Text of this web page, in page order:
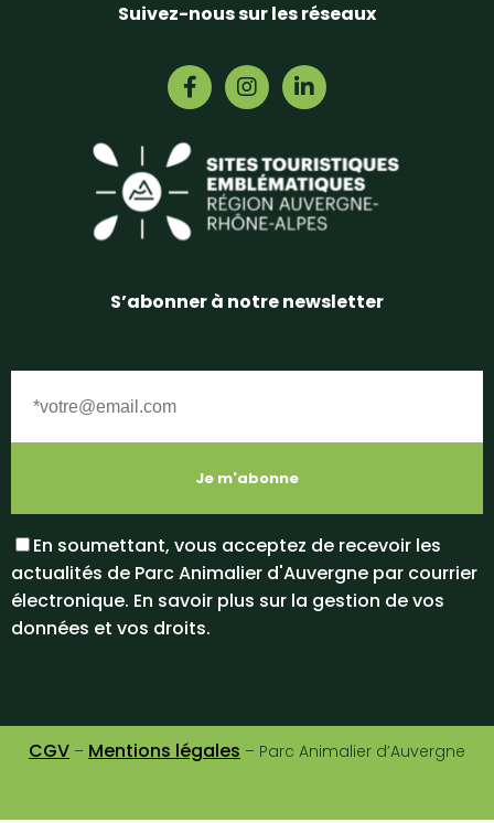
Suivez-nous sur les réseaux
S’abonner à notre newsletter
En soumettant, vous acceptez de recevoir les
actualités de Parc Animalier d'Auvergne par courrier
électronique. En savoir plus sur la gestion de vos
données et vos droits.
CGV – Mentions légales – Parc Animalier d’Auvergne